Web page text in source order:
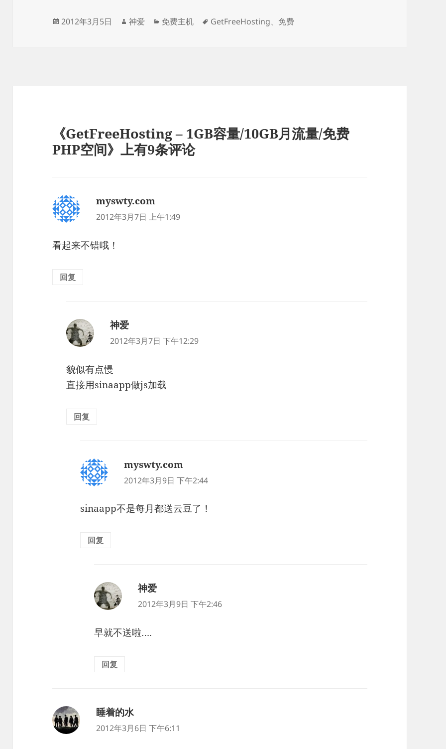
发
2012年3月5日
作
神爱
分
免费主机
标
GetFreeHosting、 免费
《GetFreeHosting – 1GB容量/10GB月流量/免费
PHP空间》上有9条评论
myswty.com
道：
2012年3月7日 上午1:49
看起来不错哦！
回复
神爱
道：
2012年3月7日 下午12:29
貌似有点慢
直接用sinaapp做js加载
回复
myswty.com
道：
2012年3月9日 下午2:44
sinaapp不是每月都送云豆了！
回复
神爱
道：
2012年3月9日 下午2:46
早就不送啦….
回复
睡着的水说
道：
2012年3月6日 下午6:11